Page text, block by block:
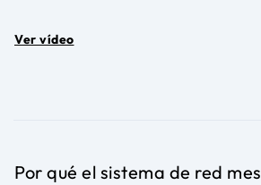
Ver vídeo
Por qué el sistema de red